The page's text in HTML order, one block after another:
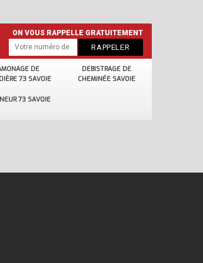
DE
73 SAVOIE
DEBISTRAGE DE
CHEMINÉE SAVOIE
73 SAVOIE
ON VOUS RAPPELLE GRATUITEMENT